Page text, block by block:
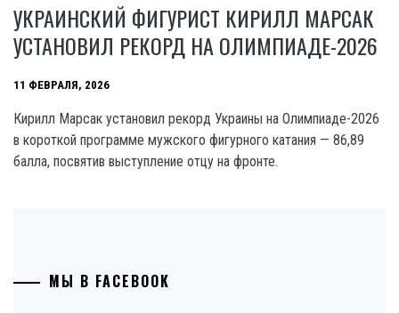
УКРАИНСКИЙ ФИГУРИСТ КИРИЛЛ МАРСАК
УСТАНОВИЛ РЕКОРД НА ОЛИМПИАДЕ-2026
11 ФЕВРАЛЯ, 2026
Кирилл Марсак установил рекорд Украины на Олимпиаде-2026
в короткой программе мужского фигурного катания — 86,89
балла, посвятив выступление отцу на фронте.
МЫ В FACEBOOK